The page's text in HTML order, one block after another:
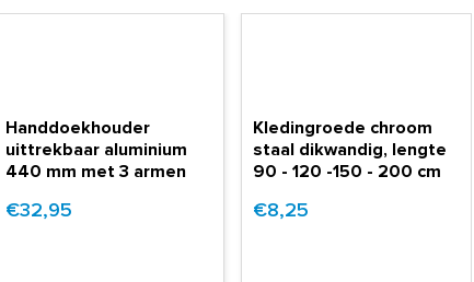
Handdoekhouder
uittrekbaar aluminium
440 mm met 3 armen
€32,95
Kledingroede chroom
staal dikwandig, lengte
90 - 120 -150 - 200 cm
€8,25